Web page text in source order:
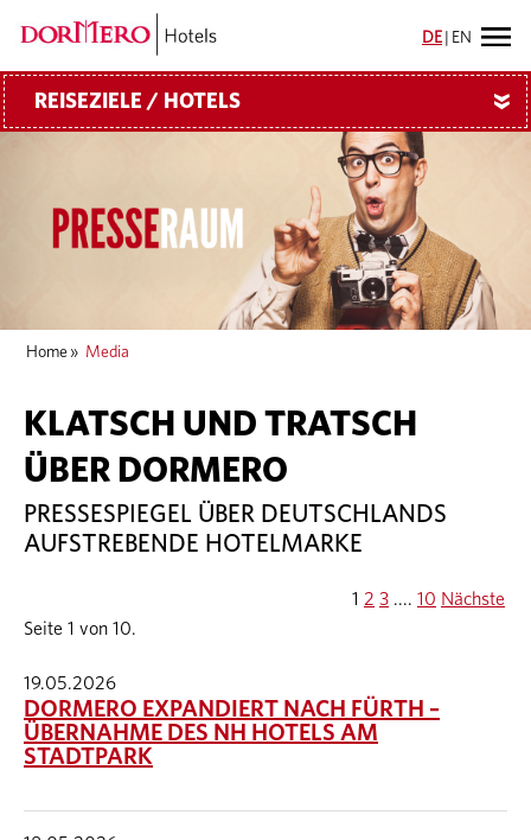
DE EN
REISEZIELE / HOTELS »
Home » Media
KLATSCH UND TRATSCH
ÜBER DORMERO
PRESSESPIEGEL ÜBER DEUTSCHLANDS
AUFSTREBENDE HOTELMARKE
Seite 1 von 10.
1 2 3 .... 10 Nächste
19.05.2026
DORMERO EXPANDIERT NACH FÜRTH –
ÜBERNAHME DES NH HOTELS AM
STADTPARK